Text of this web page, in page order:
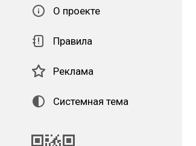
О проекте
Правила
Реклама
Системная тема